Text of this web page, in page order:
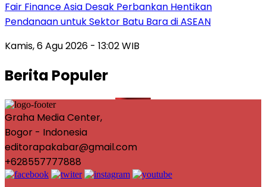
Fair Finance Asia Desak Perbankan Hentikan
Pendanaan untuk Sektor Batu Bara di ASEAN
Kamis, 6 Agu 2026 - 13:02 WIB
Berita Populer
Graha Media Center,
Bogor - Indonesia
editorapakabar@gmail.com
+628557777888